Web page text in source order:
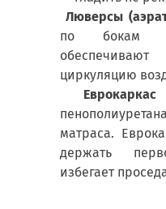
Люверсы
по бокам
циркуляцию
Еврокаркас-
матраса.
держать
избегает